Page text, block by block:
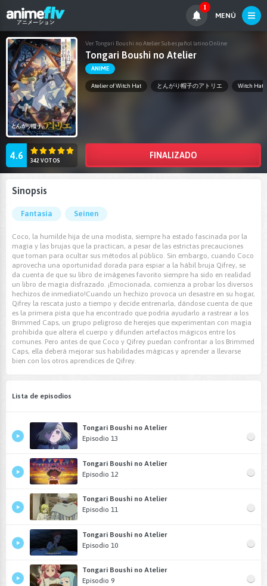
1
MENÚ
Ver Tongari Boushi no Atelier Sub español latino Online
Tongari Boushi no Atelier
ANIME
Atelier of Witch Hat とんがり帽子のアトリエ Witch Hat
4.6 342 VOTOS
FINALIZADO
Sinopsis
Fantasía Seinen
Coco, la humilde hija de una modista, siempre ha estado fascinada por la
magia y las brujas que la practican, a pesar de las estrictas precauciones
que toman para ocultar sus métodos al público. Sin embargo, cuando Coco
aprovecha una oportunidad dorada para espiar a la hábil bruja Qifrey, se
da cuenta de que su libro de imágenes favorito siempre ha sido en realidad
un libro de magia disfrazado. ¡Emocionada, comienza a probar los diversos
hechizos de inmediato!Cuando un hechizo provoca un desastre en su hogar,
Qifrey la rescata justo a tiempo y decide entrenarla, dándose cuenta de que
es la primera pista que ha encontrado que podría ayudarlo a rastrear a los
Brimmed Caps, un grupo peligroso de herejes que experimentan con magia
prohibida que altera el cuerpo y difunden artefactos mágicos entre los
comunes. Pero antes de que Coco y Qifrey puedan confrontar a los Brimmed
Caps, ella deberá mejorar sus habilidades mágicas y aprender a llevarse
bien con los otros aprendices de Qifrey.
Lista de episodios
Tongari Boushi no Atelier
Episodio 13
Tongari Boushi no Atelier
Episodio 12
Tongari Boushi no Atelier
Episodio 11
Tongari Boushi no Atelier
Episodio 10
Tongari Boushi no Atelier
Episodio 9